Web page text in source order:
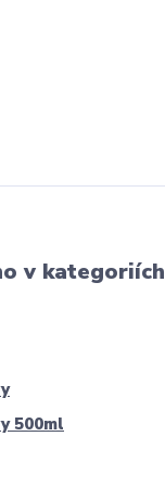
v kategoriích
500ml